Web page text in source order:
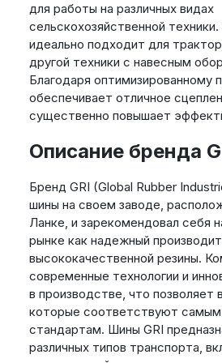
для работы на различных видах
сельскохозяйственной
идеально подходит для
другой техники с навесным
Благодаря оптимизированному
обеспечивает отличное
существенно повышает
Описание бренда
Бренд GRI (Global Rubber
шины на своем заводе,
Ланке, и зарекомендовал себя
рынке как надежный
высококачественной резины.
современные технологии и
в производстве, что позволяет
которые соответствуют
стандартам. Шины GRI
различных типов транспорта,